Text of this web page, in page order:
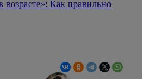
Как правильно